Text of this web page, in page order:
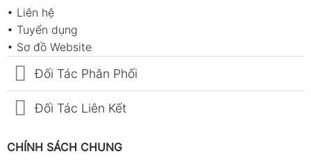
• Liên hệ
• Tuyển dụng
• Sơ đồ Website
Đối Tác Phân Phối
Đối Tác Liên Kết
CHÍNH SÁCH CHUNG